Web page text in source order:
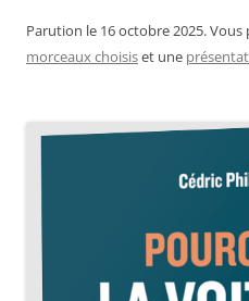
Parution le 16 octobre 2025.
morceaux choisiset une